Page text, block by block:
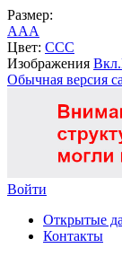
Размер:
AAA
Цвет: CCC
Изображения Вкл.
Обычная версия
Войти
Открытые
Контакты